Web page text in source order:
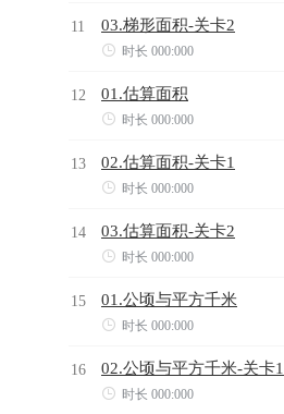
11 03.梯形面积-关卡2
 时长 000:000
12 01.估算面积
 时长 000:000
13 02.估算面积-关卡1
 时长 000:000
14 03.估算面积-关卡2
 时长 000:000
15 01.公顷与平方千米
 时长 000:000
16 02.公顷与平方千米-关卡1
 时长 000:000